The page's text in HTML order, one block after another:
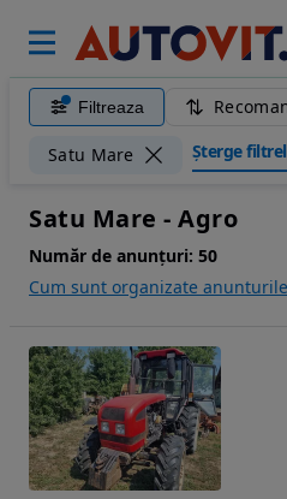
Filtreaza
Satu Mare Șterge
Satu Mare - Agro
Număr de anunțuri: 50
Cum sunt organizate